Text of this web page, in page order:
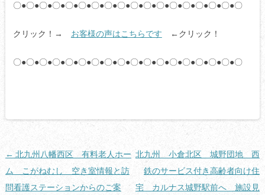
〇●〇●〇●〇●〇●〇●〇●〇●〇●〇●〇●〇●〇●〇●〇●〇●〇●〇
クリック！→ お客様の声はこちらです ←クリック！
〇●〇●〇●〇●〇●〇●〇●〇●〇●〇●〇●〇●〇●〇●〇●〇●〇●〇
投
稿
ナ
← 北九州八幡西区 有料老人ホー
ム こがねむし 空き室情報と訪
問看護ステーションからのご案
北九州 小倉北区 城野団地 西
鉄のサービス付き高齢者向け住
宅 カルナス城野駅前へ 施設見